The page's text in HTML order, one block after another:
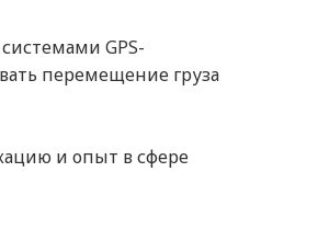
GPS-
перемещение груза
и опыт в сфере